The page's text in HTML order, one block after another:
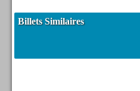
Billets Similaires